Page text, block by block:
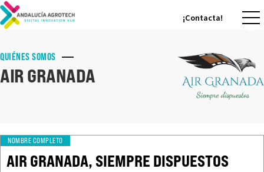
¡Contacta!
QUIÉNES SOMOS
AIR GRANADA
NOMBRE COMPLETO
AIR GRANADA, SIEMPRE DISPUESTOS